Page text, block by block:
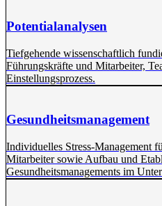
Potentialanalysen
Tiefgehende wissenschaftlich
Führungskräfte und Mitarbeiter,
Einstellungsprozess.
Gesundheitsmanagement
Individuelles Stress-Management
Mitarbeiter sowie Aufbau und
Gesundheitsmanagements im